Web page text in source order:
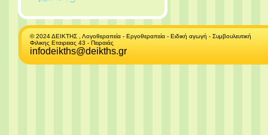
© 2024 ΔΕΙΚΤΗΣ , Λογοθεραπεία - Εργοθεραπεία - Ειδική αγωγή - Συμβουλευτική
Φιλικης Εταιρειας 43 - Πειραιάς
infodeikths@deikths.gr